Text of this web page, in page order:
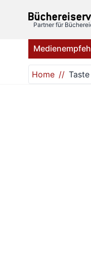
Partner für
Home